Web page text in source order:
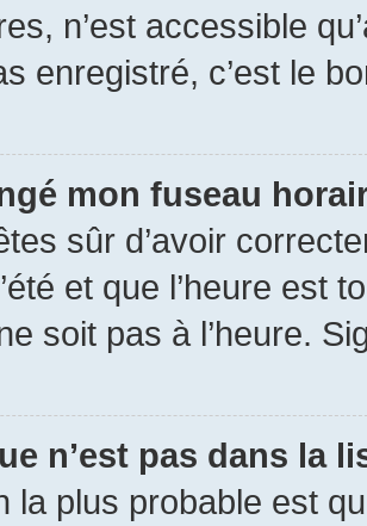
n’est accessible
enregistré, c’est le
mon fuseau
sûr d’avoir
et que l’heure est
soit pas à l’heure.
n’est pas dans la
la plus probable est